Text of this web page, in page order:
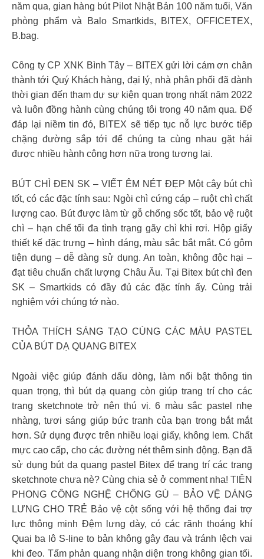
năm qua, gian hàng bút Pilot Nhật Bản 100 năm tuổi, Văn
phòng phẩm và Balo Smartkids, BITEX, OFFICETEX,
B.bag.
Công ty CP XNK Bình Tây – BITEX gửi lời cám ơn chân
thành tới Quý Khách hàng, đại lý, nhà phân phối đã dành
thời gian đến tham dự sự kiện quan trọng nhất năm 2022
và luôn đồng hành cùng chúng tôi trong 40 năm qua. Để
đáp lại niềm tin đó, BITEX sẽ tiếp tục nỗ lực bước tiếp
chặng đường sắp tới để chúng ta cùng nhau gặt hái
được nhiều hành công hơn nữa trong tương lai.
BÚT CHÌ ĐEN SK – VIẾT ÊM NÉT ĐẸP Một cây bút chì
tốt, có các đặc tính sau: Ngòi chì cứng cáp – ruột chì chất
lượng cao. Bút được làm từ gỗ chống sốc tốt, bảo vệ ruột
chì – hạn chế tối đa tình trạng gãy chì khi rơi. Hộp giấy
thiết kế đặc trưng – hình dáng, màu sắc bắt mắt. Có gôm
tiện dụng – dễ dàng sử dụng. An toàn, không độc hại –
đạt tiêu chuẩn chất lượng Châu Âu. Tại Bitex bút chì đen
SK – Smartkids có đầy đủ các đặc tính ấy. Cùng trải
nghiệm với chúng tớ nào.
THỎA THÍCH SÁNG TẠO CÙNG CÁC MÀU PASTEL
CỦA BÚT DẠ QUANG BITEX
Ngoài việc giúp đánh dấu dòng, làm nổi bật thông tin
quan trọng, thì bút dạ quang còn giúp trang trí cho các
trang sketchnote trở nên thú vị. 6 màu sắc pastel nhẹ
nhàng, tươi sáng giúp bức tranh của bạn trong bắt mắt
hơn. Sử dụng được trên nhiều loại giấy, không lem. Chất
mực cao cấp, cho các đường nét thêm sinh động. Bạn đã
sử dụng bút dạ quang pastel Bitex để trang trí các trang
sketchnote chưa nè? Cùng chia sẻ ở comment nha! TIÊN
PHONG CÔNG NGHỆ CHỐNG GÙ – BẢO VỆ DÁNG
LƯNG CHO TRẺ Bảo vệ cột sống với hệ thống đai trợ
lực thông minh Đệm lưng dày, có các rãnh thoáng khí
Quai ba lô S-line to bản không gây đau và tránh lệch vai
khi đeo. Tấm phản quang nhận diện trong không gian tối.